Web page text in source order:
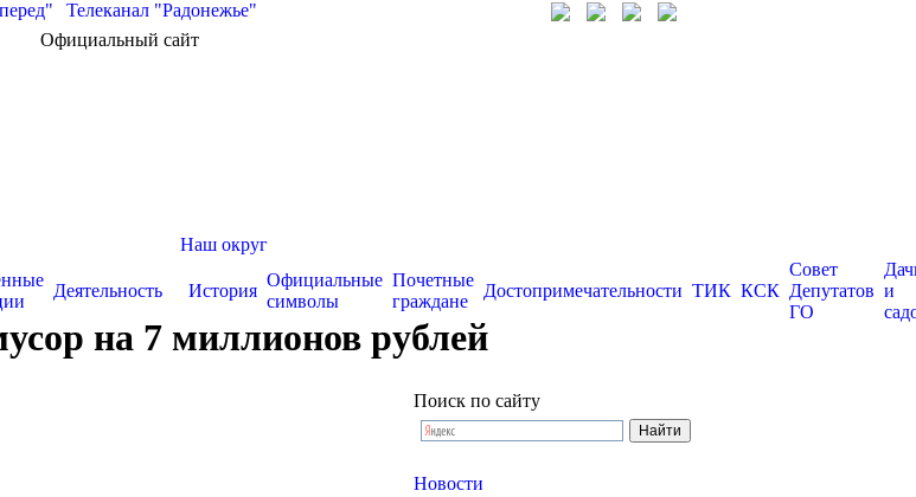
Телеканал "Радонежье"
Официальный сайт
Деятельность
Наш округ
История
Официальные
символы
Почетные
граждане
Достопримечательности ТИК КСК
Совет
Депутатов
ГО
и
на 7 миллионов рублей
Поиск по сайту
Новости